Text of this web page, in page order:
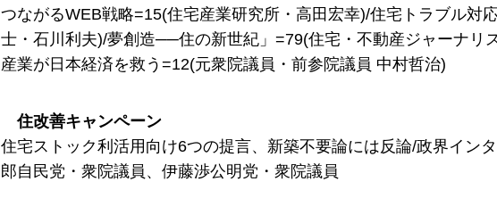
つながるWEB戦略=15(住宅産業研究所・高田宏幸)/住宅トラブル対
士・石川利夫)/夢創造──住の新世紀」=79(住宅・不動産ジャーナリ
産業が日本経済を救う=12(元衆院議員・前参院議員 中村哲治)
住改善キャンペーン
住宅ストック利活用向け6つの提言、新築不要論には反論/政界イン
郎自民党・衆院議員、伊藤渉公明党・衆院議員